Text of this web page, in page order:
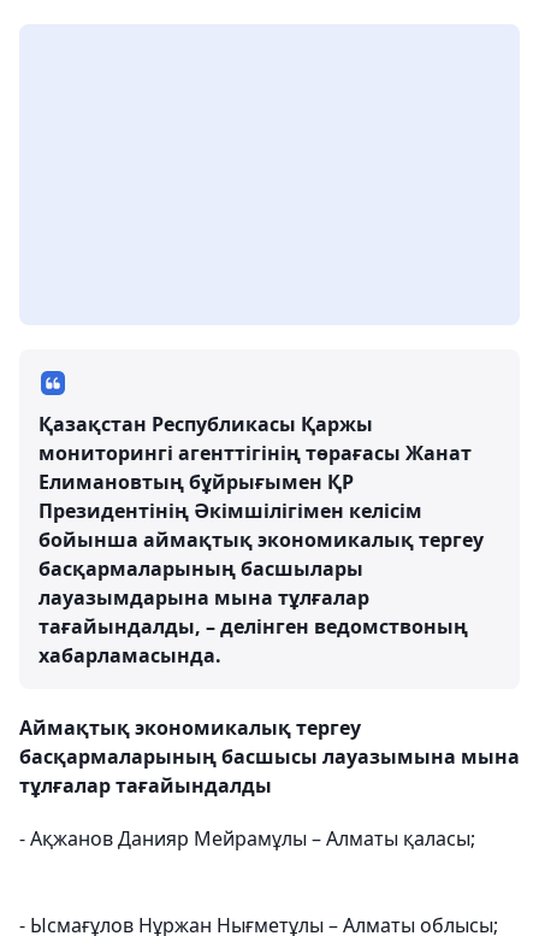
Қазақстан Республикасы Қаржы
мониторингі агенттігінің төрағасы Жанат
Елимановтың бұйрығымен ҚР
Президентінің Әкімшілігімен келісім
бойынша аймақтық экономикалық тергеу
басқармаларының басшылары
лауазымдарына мына тұлғалар
тағайындалды, – делінген ведомствоның
хабарламасында.
Аймақтық экономикалық тергеу
басқармаларының басшысы лауазымына мына
тұлғалар тағайындалды
- Ақжанов Данияр Мейрамұлы – Алматы қаласы;
- Ысмағұлов Нұржан Нығметұлы – Алматы облысы;